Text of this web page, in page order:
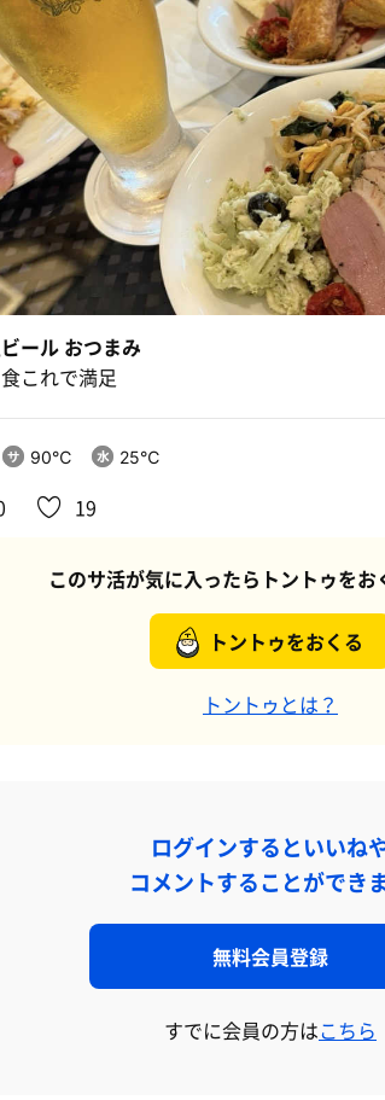
ール おつまみ
これで満足
90℃ 25℃
19
このサ活が気に入ったらトントゥをお
トントゥをおくる
トントゥとは？
ログインするといいね
コメントすることができ
無料会員登録
すでに会員の方はこちら